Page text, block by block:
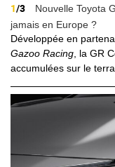
1/3
Nouvelle Toyota
jamais en Europe ?
Développée en
Gazoo Racing , la GR
accumulées sur le